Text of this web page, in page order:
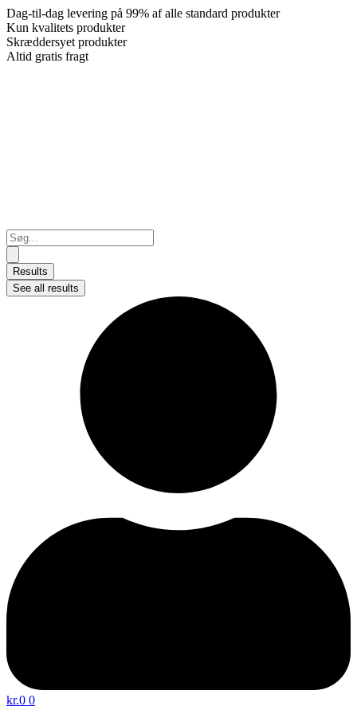
Dag-til-dag levering på 99% af alle standard produkter
Kun kvalitets produkter
Skræddersyet produkter
Altid gratis fragt
Search
...
Results
See all results
kr.0 0